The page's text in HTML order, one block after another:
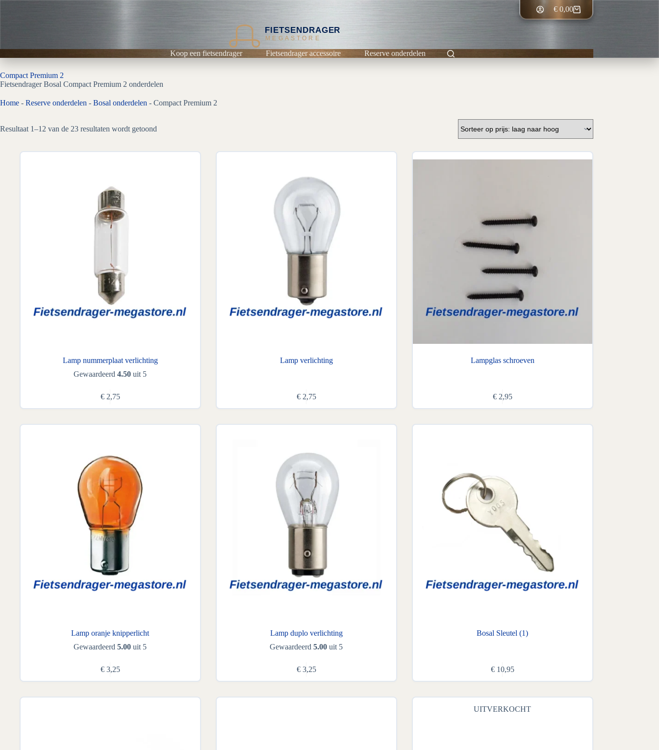
Winkelwagen
€ 0,00
FIETSENDRAGER
MEGASTORE
Koop een fietsendrager Fietsendrager accessoire Reserve onderdelen
Compact Premium 2
Fietsendrager Bosal Compact Premium 2 onderdelen
Home - Reserve onderdelen - Bosal onderdelen - Compact Premium 2
Resultaat 1–12 van de 23 resultaten wordt getoond
laag
Lamp nummerplaat verlichting
Gewaardeerd4.50 uit 5
€2,75
Lamp verlichting
€2,75
Lampglas schroeven
€2,95
Lamp oranje knipperlicht
Gewaardeerd5.00 uit 5
€3,25
Lamp duplo verlichting
Gewaardeerd5.00 uit 5
€3,25
Bosal Sleutel (1)
€10,95
UITVERKOCHT